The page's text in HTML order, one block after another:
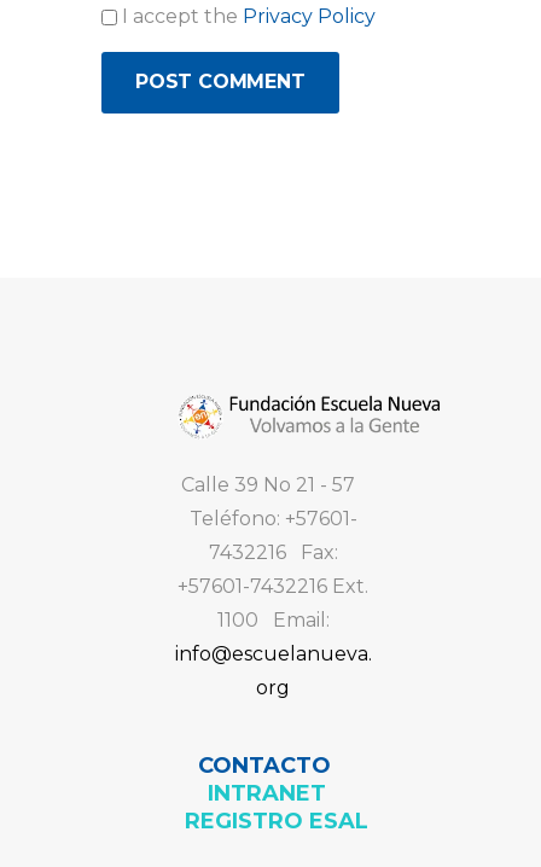
I accept the Privacy Policy
Calle 39 No 21 - 57
Teléfono: +57601-
7432216 Fax:
+57601-7432216 Ext.
1100 Email:
info@escuelanueva.
org
CONTACTO
INTRANET
REGISTRO ESAL